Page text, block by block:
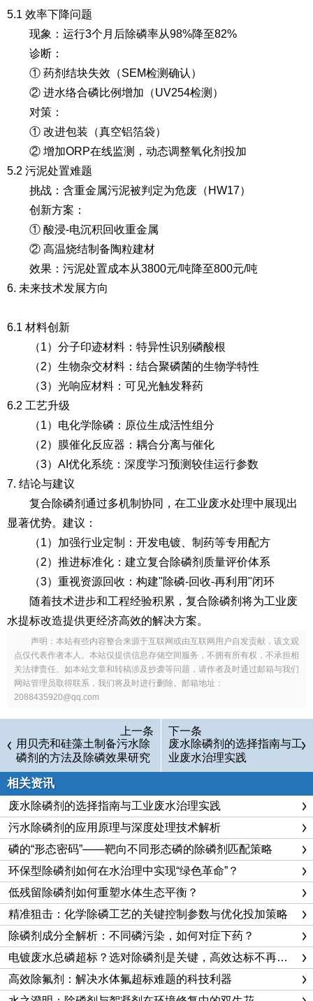
5.1 效率下降问题
现象 ：运行3个月后除磷率从98%降至82%
诊断 ：
① 药剂结块失效（SEM检测确认）
② 进水络合磷比例增加（UV254检测）
对策 ：
① 改进包装（真空铝箔袋）
② 增加ORP在线监测，动态调整氧化剂投加
5.2 污泥处置难题
挑战 ：含重金属污泥被判定为危废（HW17）
创新方案 ：
① 酸浸-电沉积回收重金属
② 高温烧结制备陶粒建材
效果 ：污泥处置成本从3800元/吨降至800元/吨
6. 未来技术发展方向
6.1 材料创新
（1）分子印迹材料 ：特异性识别磷酸根
（2）生物杂交材料 ：结合聚磷菌的生物学特性
（3）光响应材料 ：可见光触发释药
6.2 工艺升级
（1）电化学除磷 ：原位生成活性组分
（2）膜催化反应器 ：耦合分离与催化
（3）AI优化系统 ：深度学习预测较佳运行参数
7. 结论与建议
复合除磷剂通过多机制协同，在工业废水处理中展现出
显著优势。建议：
（1）加强行业定制
：开发电镀、制药等专用配方
（2）推进标准化 ：建立复合除磷剂质量评价体系
（3）重视资源回收 ：构建"除磷-回收-再利用"闭环
随着技术进步和工程经验积累，复合除磷剂将为工业废
水提标改造提供更经济高效的解决方案。
声明：本站有些内容整合来源于互联网或由互联网用户自发贡献，该文观
点仅代表作者本人。本站仅提供信息存储空间服务，不拥有所有权，不承担相
关法律责任。如本站文章和转稿涉及抄袭等问题，请作者及时通过邮箱与我们
网站管理员取得联系，我们将及时进行删除。邮箱地址：
2088435920@qq.com
上一条
用贝壳和硅藻土制备污水除
磷剂的方法及除磷效果研究
下一条
废水除磷剂的选择指南与工
业废水治理实践
相关资讯
废水除磷剂的选择指南与工业废水治理实践
污水除磷剂的应用原理与深度处理技术解析
磷的“形态密码”——靶向不同形态磷的除磷剂匹配策略
环保型除磷剂如何在水治理中实现“绿色革命”？
低残留除磷剂如何重塑水体生态平衡？
精准狙击：化学除磷工艺的关键控制参数与优化投加策略
除磷剂成分全解析：不同磷污染，如何对症下药？
电镀废水总磷超标？选对除磷剂是关键，高效达标不再难！
高效除氟剂：解决水体氟超标难题的科技利器